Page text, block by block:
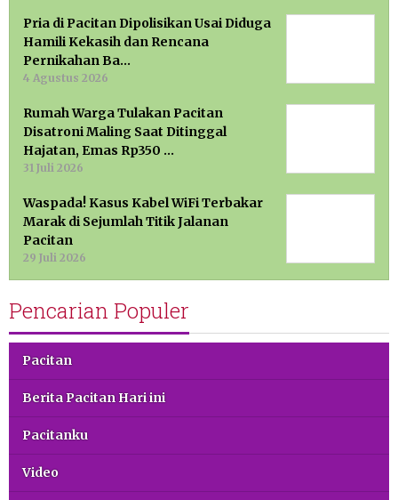
Pria di Pacitan Dipolisikan Usai Diduga
Hamili Kekasih dan Rencana
Pernikahan Ba…
4 Agustus 2026
Rumah Warga Tulakan Pacitan
Disatroni Maling Saat Ditinggal
Hajatan, Emas Rp350 …
31 Juli 2026
Waspada! Kasus Kabel WiFi Terbakar
Marak di Sejumlah Titik Jalanan
Pacitan
29 Juli 2026
Pencarian Populer
Pacitan
Berita Pacitan Hari ini
Pacitanku
Video